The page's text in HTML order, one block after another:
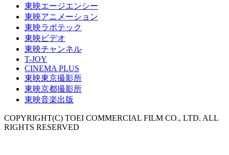
東映エージエンシー
東映アニメーション
東映ラボテック
東映ビデオ
東映チャンネル
T-JOY
CINEMA PLUS
東映東京撮影所
東映京都撮影所
東映音楽出版
COPYRIGHT(C) TOEI COMMERCIAL FILM CO., LTD. ALL
RIGHTS RESERVED